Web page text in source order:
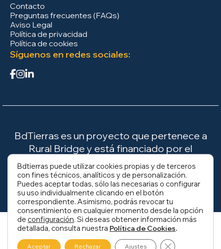
Contacto
Preguntas frecuentes (FAQs)
Aviso Legal
Política de privacidad
Política de cookies
Síguenos en redes sociales:
BdTierras es un proyecto que pertenece a
Rural Bridge y está financiado por el
Ministerio para la Transición Ecológica y el
Reto Demográfico (MITECO).
Bdtierras puede utilizar cookies propias y de terceros
con fines técnicos, analíticos y de personalización.
Puedes aceptar todas, sólo las necesarias o configurar
su uso individualmente clicando en el botón
correspondiente. Asimismo, podrás revocar tu
consentimiento en cualquier momento desde la opción
de configuración. Si deseas obtener información más
detallada, consulta nuestra Política de Cookies.
Aceptar Rechazar Ajustes Cerrar el